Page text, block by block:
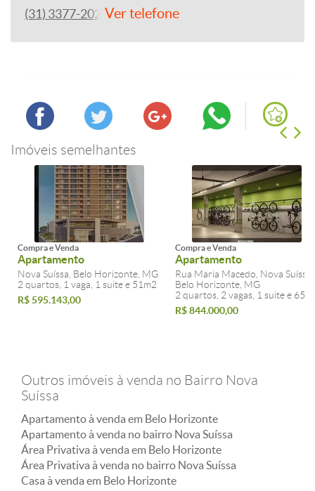
(31) 3377-2020Ver telefone
Imóveis semelhantes
Compra e Venda
Apartamento
Nova Suíssa, Belo Horizonte, MG
2 quartos, 1 vaga, 1 suite e 51m2
R$ 595.143,00
Compra e Venda
Apartamento
Rua Maria Macedo, Nova Suíssa,
Belo Horizonte, MG
2 quartos, 2 vagas, 1 suite e
R$ 844.000,00
Outros imóveis à venda no Bairro Nova
Suíssa
Apartamento à venda em Belo Horizonte
Apartamento à venda no bairro Nova Suíssa
Área Privativa à venda em Belo Horizonte
Área Privativa à venda no bairro Nova Suíssa
Casa à venda em Belo Horizonte